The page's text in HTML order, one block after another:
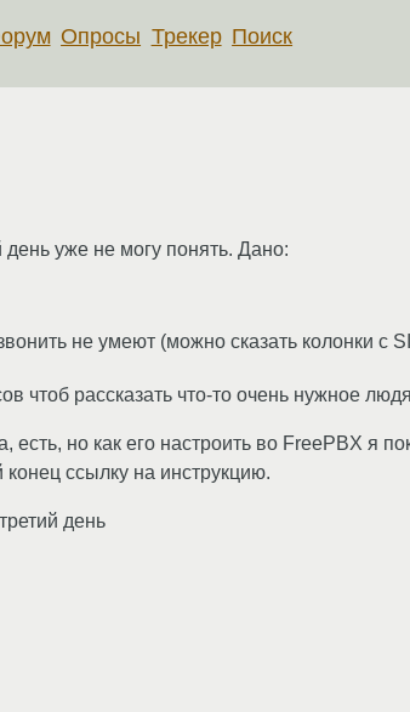
Опросы Трекер Поиск
уже не могу понять. Дано:
не умеют (можно сказать колонки с
чтоб рассказать что-то очень нужное
но как его настроить во FreePBX я
ссылку на инструкцию.
день